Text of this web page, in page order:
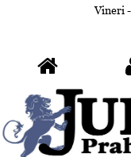
Vineri